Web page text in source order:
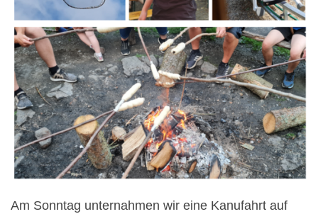
Am Sonntag unternahmen wir eine Kanufahrt auf